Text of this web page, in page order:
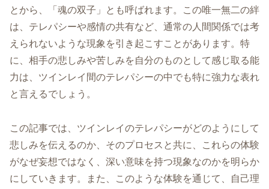
とから、「魂の双子」とも呼ばれます。この唯一無二の絆
は、テレパシーや感情の共有など、通常の人間関係では考
えられないような現象を引き起こすことがあります。特
に、相手の悲しみや苦しみを自分のものとして感じ取る能
力は、ツインレイ間のテレパシーの中でも特に強力な表れ
と言えるでしょう。
この記事では、ツインレイのテレパシーがどのようにして
悲しみを伝えるのか、そのプロセスと共に、これらの体験
がなぜ妄想ではなく、深い意味を持つ現象なのかを明らか
にしていきます。また、このような体験を通じて、自己理